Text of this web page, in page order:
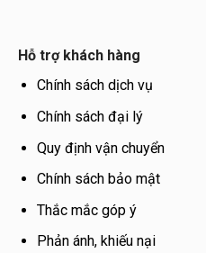
Hỗ trợ khách hàng
Chính sách dịch vụ
Chính sách đại lý
Quy định vận chuyển
Chính sách bảo mật
Thắc mắc góp ý
Phản ánh, khiếu nại